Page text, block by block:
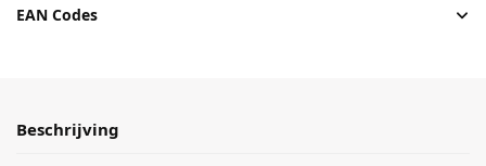
EAN Codes
Beschrijving